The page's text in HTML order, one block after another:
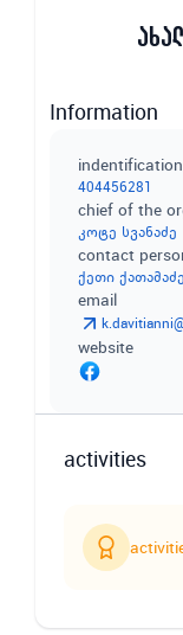
Information
404456281
chief of the
კოტე სვანაძე
contact
ქეთი ქათამაძე
email
website
activities